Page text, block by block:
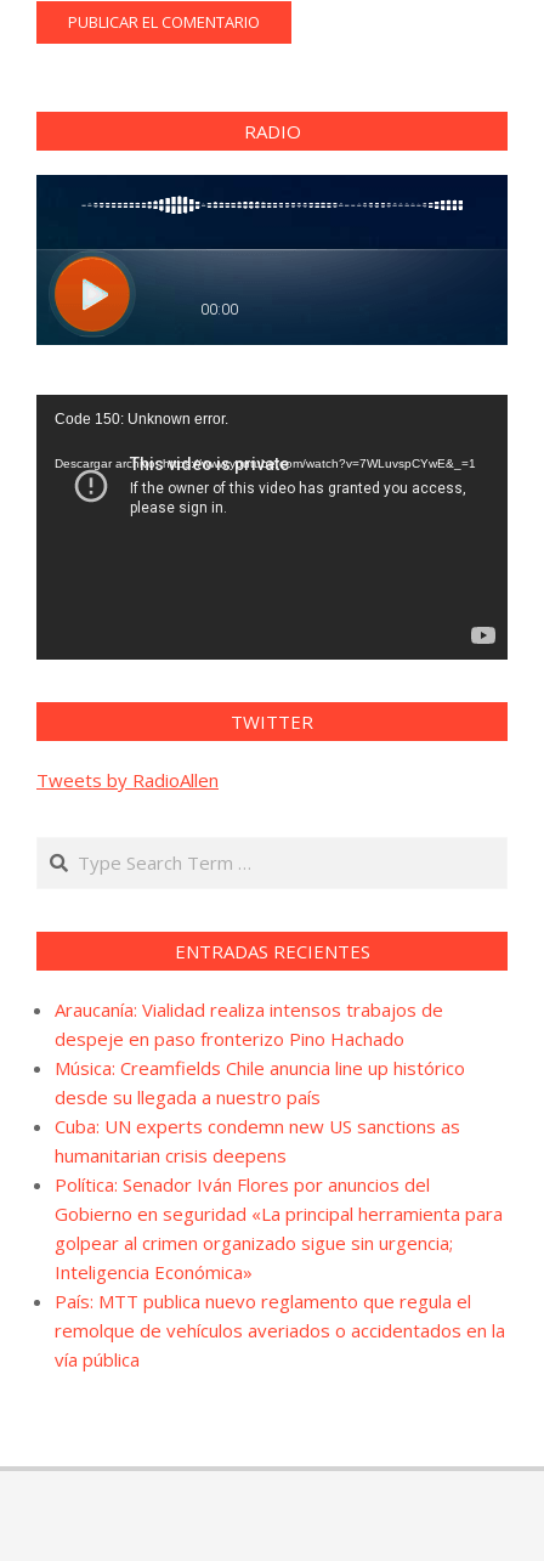
RADIO
Reproductor
vídeo
Code 150: Unknown error.
Descargar archivo: https://www.youtube.com/watch?v=7WLuvspCYwE&_=1
TWITTER
Tweets by RadioAllen
Search
ENTRADAS RECIENTES
Araucanía: Vialidad realiza intensos trabajos de
despeje en paso fronterizo Pino Hachado
Música: Creamfields Chile anuncia line up histórico
desde su llegada a nuestro país
Cuba: UN experts condemn new US sanctions as
humanitarian crisis deepens
Política: Senador Iván Flores por anuncios del
Gobierno en seguridad «La principal herramienta para
golpear al crimen organizado sigue sin urgencia;
Inteligencia Económica»
País: MTT publica nuevo reglamento que regula el
remolque de vehículos averiados o accidentados en la
vía pública